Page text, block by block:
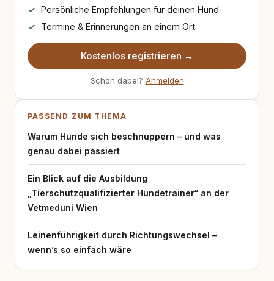
Persönliche Empfehlungen für deinen Hund
Termine & Erinnerungen an einem Ort
Kostenlos registrieren →
Schon dabei? Anmelden
PASSEND ZUM THEMA
Warum Hunde sich beschnuppern – und was
genau dabei passiert
Ein Blick auf die Ausbildung
„Tierschutzqualifizierter Hundetrainer“ an der
Vetmeduni Wien
Leinenführigkeit durch Richtungswechsel –
wenn’s so einfach wäre